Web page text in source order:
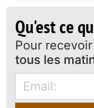
Qu'est ce
Pour
tous les